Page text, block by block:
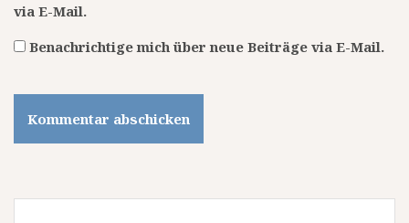
via E-Mail.
Benachrichtige mich über neue Beiträge via E-Mail.